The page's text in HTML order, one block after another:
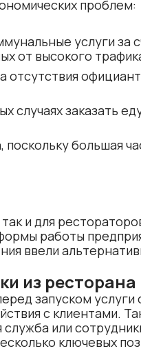
проблем:
услуги за
от высокого
отсутствия
случаях заказать
большая
и для
работы
ввели
из ресторана
запуском услуги
с клиентами.
или
ключевых